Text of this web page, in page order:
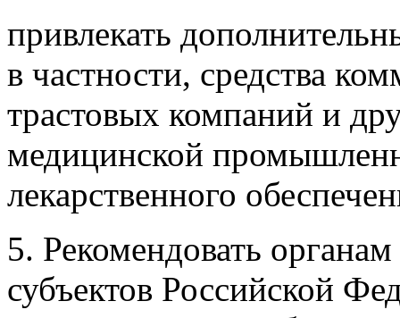
привлекать
в частности, средства
трастовых компаний и
медицинской
лекарственного
5. Рекомендовать
субъектов Российской